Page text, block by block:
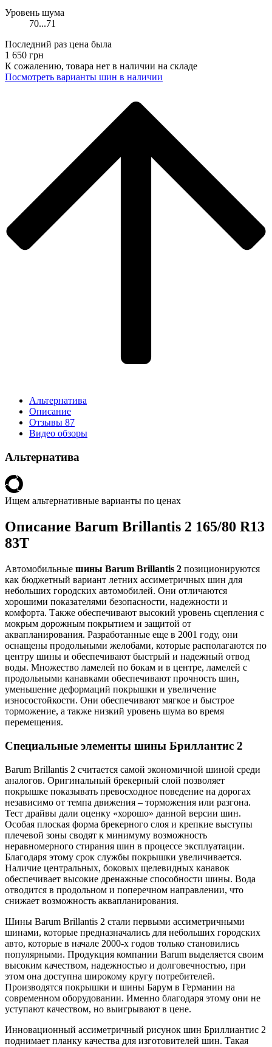
Уровень шума
70...71
Последний раз цена была
1 650 грн
К сожалению, товара нет в наличии на складе
Поcмотреть варианты шин в наличии
Альтернатива
Описание
Отзывы 87
Видео обзоры
Альтернатива
Ищем альтернативные варианты по ценах
Описание Barum Brillantis 2 165/80 R13
83T
Автомобильные шины Barum Brillantis 2 позиционируются
как бюджетный вариант летних ассиметричных шин для
небольших городских автомобилей. Они отличаются
хорошими показателями безопасности, надежности и
комфорта. Также обеспечивают высокий уровень сцепления с
мокрым дорожным покрытием и защитой от
аквапланирования. Разработанные еще в 2001 году, они
оснащены продольными желобами, которые располагаются по
центру шины и обеспечивают быстрый и надежный отвод
воды. Множество ламелей по бокам и в центре, ламелей с
продольными канавками обеспечивают прочность шин,
уменьшение деформаций покрышки и увеличение
износостойкости. Они обеспечивают мягкое и быстрое
торможение, а также низкий уровень шума во время
перемещения.
Специальные элементы шины Бриллантис 2
Barum Brillantis 2 считается самой экономичной шиной среди
аналогов. Оригинальный брекерный слой позволяет
покрышке показывать превосходное поведение на дорогах
независимо от темпа движения – торможения или разгона.
Тест драйвы дали оценку «хорошо» данной версии шин.
Особая плоская форма брекерного слоя и крепкие выступы
плечевой зоны сводят к минимуму возможность
неравномерного стирания шин в процессе эксплуатации.
Благодаря этому срок службы покрышки увеличивается.
Наличие центральных, боковых щелевидных канавок
обеспечивает высокие дренажные способности шины. Вода
отводится в продольном и поперечном направлении, что
снижает возможность аквапланирования.
Шины Barum Brillantis 2 стали первыми ассиметричными
шинами, которые предназначались для небольших городских
авто, которые в начале 2000-х годов только становились
популярными. Продукция компании Barum выделяется своим
высоким качеством, надежностью и долговечностью, при
этом она доступна широкому кругу потребителей.
Производятся покрышки и шины Барум в Германии на
современном оборудовании. Именно благодаря этому они не
уступают качеством, но выигрывают в цене.
Инновационный ассиметричный рисунок шин Бриллиантис 2
поднимает планку качества для изготовителей шин. Такая